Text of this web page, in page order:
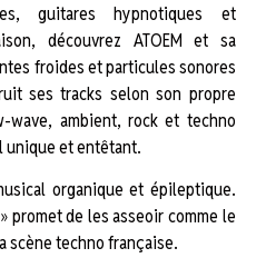
guitares hypnotiques et
découvrez ATOEM et sa
froides et particules sonores
ses tracks selon son propre
wave, ambient, rock et techno
unique et entêtant.
organique et épileptique.
promet de les asseoir comme le
scène techno française.